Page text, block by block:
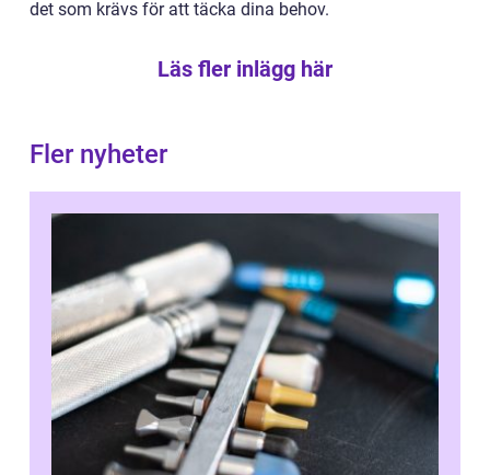
det som krävs för att täcka dina behov.
Läs fler inlägg här
Fler nyheter